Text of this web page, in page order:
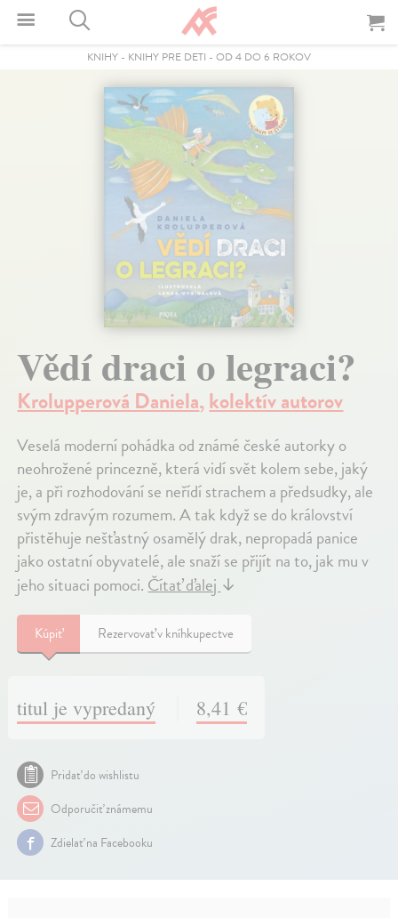
KNIHY - KNIHY PRE DETI - OD 4 DO 6 ROKOV
Vědí draci o legraci?
Krolupperová Daniela,kolektív autorov
Veselá moderní pohádka od známé české autorky o
neohrožené princezně, která vidí svět kolem sebe, jaký
je, a při rozhodování se neřídí strachem a předsudky, ale
svým zdravým rozumem. A tak když se do království
přistěhuje nešťastný osamělý drak, nepropadá panice
jako ostatní obyvatelé, ale snaží se přijít na to, jak mu v
jeho situaci pomoci.Čítať ďalej↓
Kúpiť Rezervovať v kníhkupectve
titul je vypredaný 8,41 €
Pridať do wishlistu
Odporučiť známemu
Zdielať na Facebooku